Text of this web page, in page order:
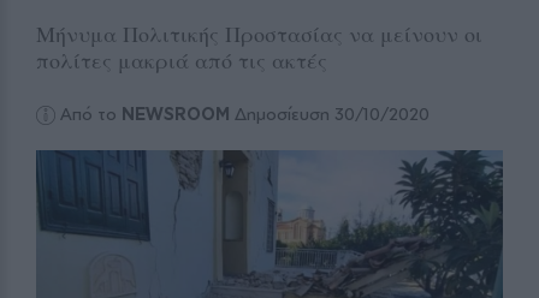
Μήνυμα Πολιτικής Προστασίας να μείνουν οι
πολίτες μακριά από τις ακτές
Από το NEWSROOM Δημοσίευση 30/10/2020